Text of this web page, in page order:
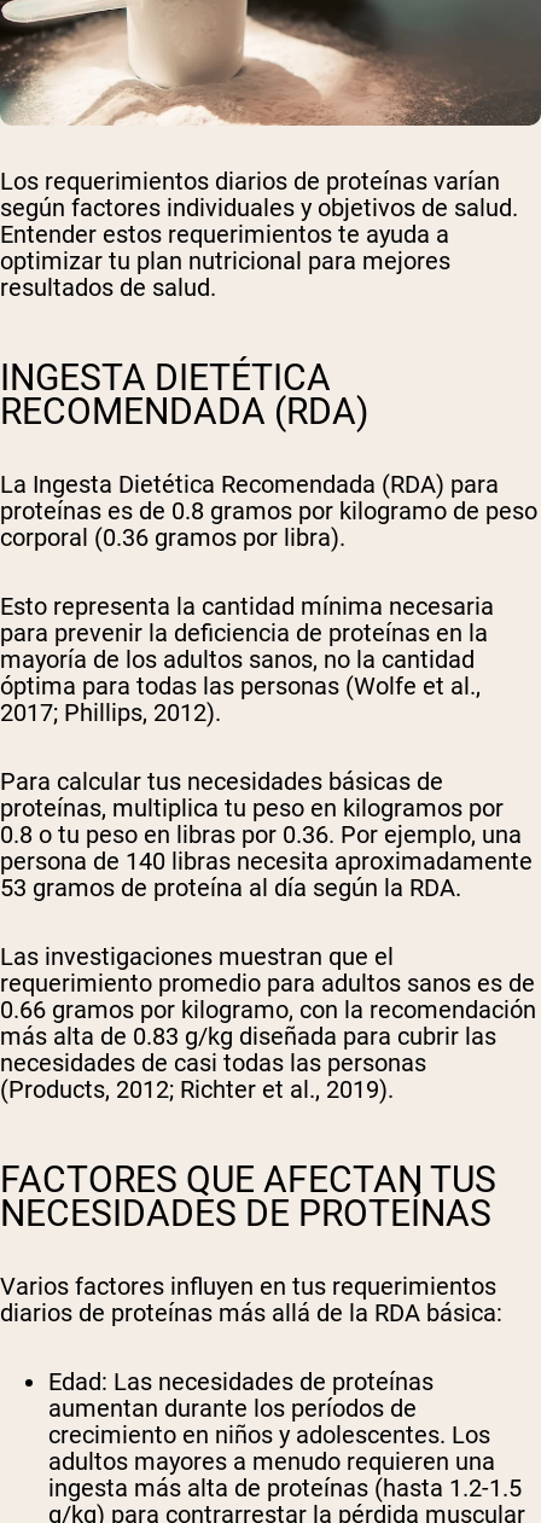
Los requerimientos diarios de proteínas varían
según factores individuales y objetivos de salud.
Entender estos requerimientos te ayuda a
optimizar tu plan nutricional para mejores
resultados de salud.
INGESTA DIETÉTICA
RECOMENDADA (RDA)
La Ingesta Dietética Recomendada (RDA) para
proteínas es de 0.8 gramos por kilogramo de peso
corporal (0.36 gramos por libra).
Esto representa la cantidad mínima necesaria
para prevenir la deficiencia de proteínas en la
mayoría de los adultos sanos, no la cantidad
óptima para todas las personas (Wolfe et al.,
2017; Phillips, 2012).
Para calcular tus necesidades básicas de
proteínas, multiplica tu peso en kilogramos por
0.8 o tu peso en libras por 0.36. Por ejemplo, una
persona de 140 libras necesita aproximadamente
53 gramos de proteína al día según la RDA.
Las investigaciones muestran que el
requerimiento promedio para adultos sanos es de
0.66 gramos por kilogramo, con la recomendación
más alta de 0.83 g/kg diseñada para cubrir las
necesidades de casi todas las personas
(Products, 2012; Richter et al., 2019).
FACTORES QUE AFECTAN TUS
NECESIDADES DE PROTEÍNAS
Varios factores influyen en tus requerimientos
diarios de proteínas más allá de la RDA básica:
Edad: Las necesidades de proteínas
aumentan durante los períodos de
crecimiento en niños y adolescentes. Los
adultos mayores a menudo requieren una
ingesta más alta de proteínas (hasta 1.2-1.5
g/kg) para contrarrestar la pérdida muscular